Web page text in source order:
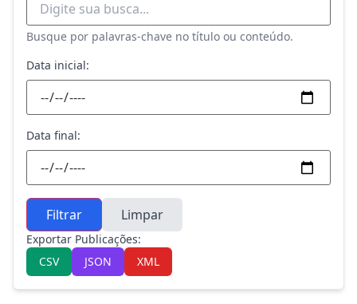
Busque por palavras-chave no título ou conteúdo.
Data inicial:
Data final:
Filtrar Limpar
Exportar Publicações:
CSV
JSON XML